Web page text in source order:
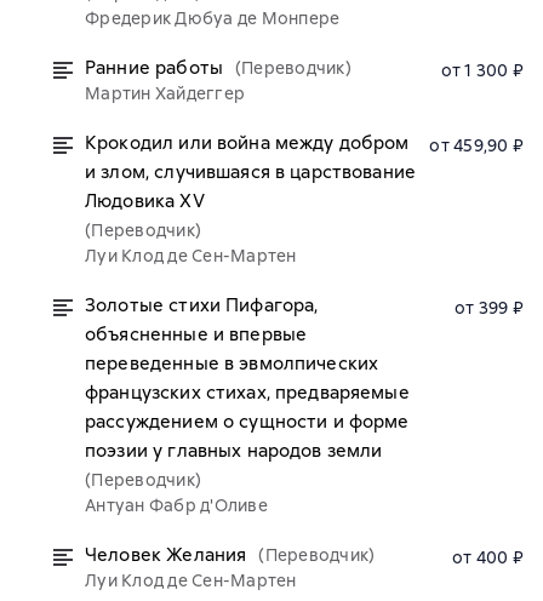
Фредерик Дюбуа де Монпере
Ранние работы
(Переводчик)
Мартин Хайдеггер
от 1 300 ₽
Крокодил или война между добром
и злом, случившаяся в царствование
Людовика XV
(Переводчик)
Луи Клод де Сен-Мартен
от 459,90 ₽
Золотые стихи Пифагора,
объясненные и впервые
переведенные в эвмолпических
французских стихах, предваряемые
рассуждением о сущности и форме
поэзии у главных народов земли
(Переводчик)
Антуан Фабр д'Оливе
от 399 ₽
Человек Желания
(Переводчик)
Луи Клод де Сен-Мартен
от 400 ₽